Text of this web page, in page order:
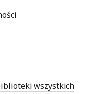
wszystkich